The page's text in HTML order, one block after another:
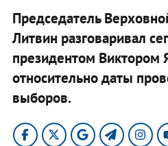
Председатель
Литвин разговаривал
президентом Виктором
относительно даты
выборов.